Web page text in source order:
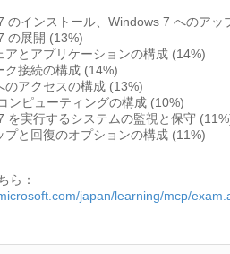
のインストール、Windows 7 へのアッ
の展開 (13%)
アとアプリケーションの構成 (14%)
ク接続の構成 (14%)
のアクセスの構成 (13%)
ンピューティングの構成 (10%)
を実行するシステムの監視と保守
プと回復のオプションの構成 (11%)
ら：
japan/learning/mcp/